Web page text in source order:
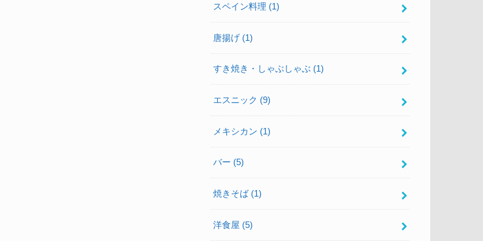
スペイン料理 (1)
唐揚げ (1)
すき焼き・しゃぶしゃぶ (1)
エスニック (9)
メキシカン (1)
バー (5)
焼きそば (1)
洋食屋 (5)